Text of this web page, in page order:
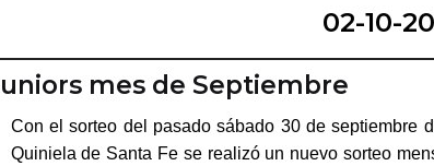
02-10-
mes de Septiembre
Con el sorteo del pasado sábado 30 de septiembre
Quiniela de Santa Fe se realizó un nuevo sorteo